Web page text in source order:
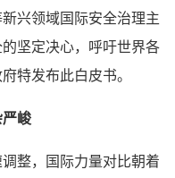
兴领域国际安全治理主
坚定决心，呼吁世界各
特发布此白皮书。
峻
整，国际力量对比朝着